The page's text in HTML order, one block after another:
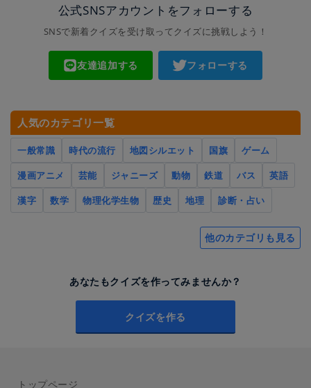
公式SNSアカウントをフォローする
SNSで新着クイズを受け取ってクイズに挑戦しよう！
友達追加する フォローする
人気のカテゴリ一覧
一般常識 時代の流行 地図シルエット 国旗
ゲーム
漫画アニメ
芸能 ジャニーズ 動物 鉄道 バス
英語
漢字
数学 物理化学生物 歴史 地理 診断・占い
他のカテゴリも見る
あなたもクイズを作ってみませんか？
クイズを作る
トップページ